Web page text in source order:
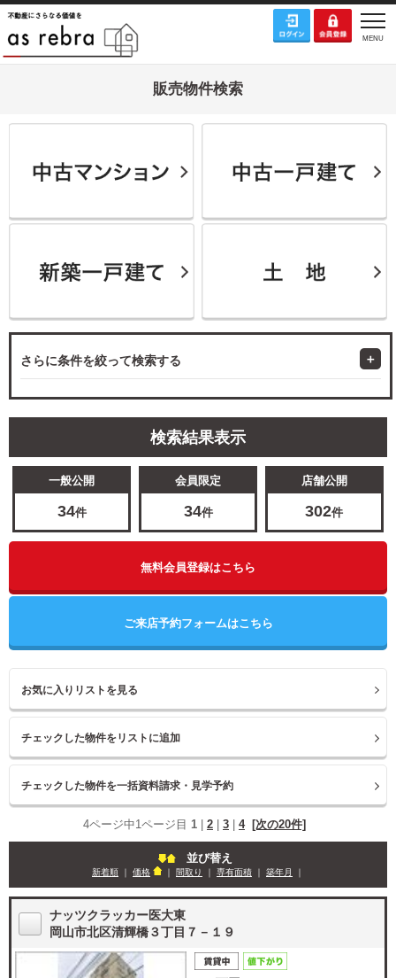
販売物件検索
さらに条件を絞って検索する
検索結果表示
一般公開
34件
会員限定
34件
店舗公開
302件
無料会員登録はこちら
ご来店予約フォームはこちら
お気に入りリストを見る
4ページ中1ページ目 1 2 3 4 [次の20件]
並び替え
新着順 ｜ 価格 ｜ 間取り ｜ 専有面積 ｜ 築年月 ｜
ナッツクラッカー医大東
岡山市北区清輝橋３丁目７－１９